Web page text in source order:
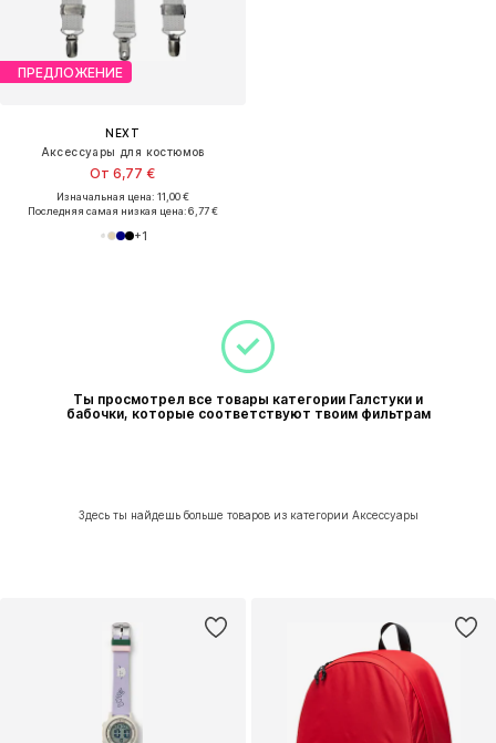
ПРЕДЛОЖЕНИЕ
NEXT
Аксессуары для костюмов
От 6,77 €
Изначальная цена: 11,00 €
Последняя самая низкая цена:6,77 €
+1
Ты просмотрел все товары категории Галстуки и
бабочки, которые соответствуют твоим фильтрам
Здесь ты найдешь больше товаров из категории Аксессуары